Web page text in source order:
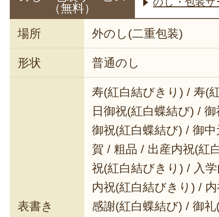
（無料）
場所 外のし(二重包装)
形状 普通のし
表書き
寿(紅白結びきり) / 寿(
日御祝(紅白蝶結び) /
御祝(紅白蝶結び) / 御
賀 / 粗品 / 出産内祝(紅
祝(紅白結びきり) / 入
内祝(紅白結びきり) /
感謝(紅白蝶結び) / 御